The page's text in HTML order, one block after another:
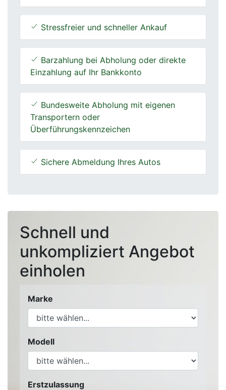
Stressfreier und schneller Ankauf
Barzahlung bei Abholung oder direkte
Einzahlung auf Ihr Bankkonto
Bundesweite Abholung mit eigenen
Transportern oder
Überführungskennzeichen
Sichere Abmeldung Ihres Autos
Schnell und
unkompliziert Angebot
einholen
Marke
Modell
Erstzulassung